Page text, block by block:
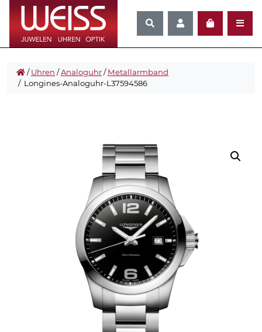
/Uhren /Analoguhr/Metallarmband
/ Longines-Analoguhr-L37594586